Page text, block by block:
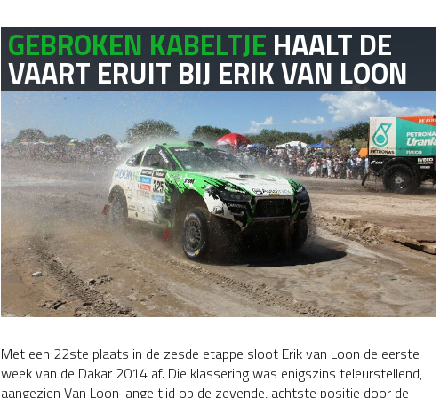
GEBROKEN KABELTJE HAALT DE
VAART ERUIT BIJ ERIK VAN LOON
Met een 22ste plaats in de zesde etappe sloot Erik van Loon de eerste
week van de Dakar 2014 af. Die klassering was enigszins teleurstellend,
aangezien Van Loon lange tijd op de zevende, achtste positie door de